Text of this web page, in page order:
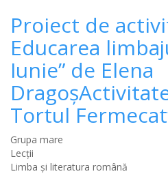
Proiect de
Educarea
Iunie” de Elena
Tortul
Grupa mare
Lecții
Limba şi literatura română